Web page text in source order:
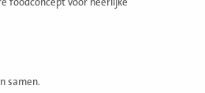
foodconcept voor heerlijke
samen.